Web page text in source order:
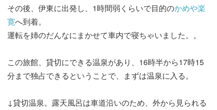
その後、伊東に出発し、1時間弱くらいで目的のかめや楽
寛へ到着。
運転を姉のだんなにまかせて車内で寝ちゃいました。。
この旅館、貸切にできる温泉があり、16時半から17時15
分まで独占できるということで、まずは温泉に入る。
↓貸切温泉。露天風呂は車道沿いのため、外から見られる